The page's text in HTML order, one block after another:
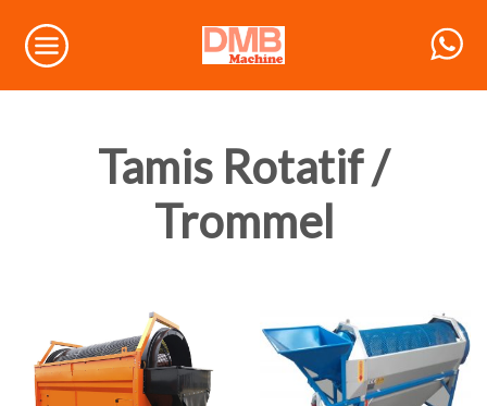
Tamis Rotatif /
Trommel